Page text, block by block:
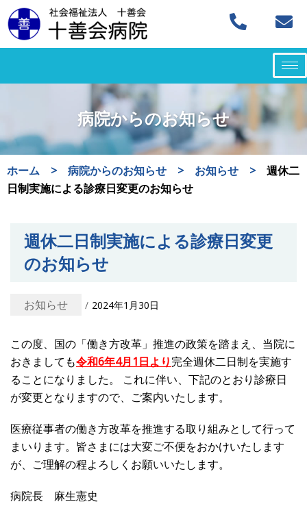
コ
ス
ッ
プ
病院からのお知らせ
ホーム > 病院からのお知らせ > お知らせ > 週休二
日制実施による診療日変更のお知らせ
週休二日制実施による診療日変更
のお知らせ
お知らせ 2024年1月30日
この度、国の「働き方改革」推進の政策を踏まえ、当院に
おきましても令和6年4月1日より完全週休二日制を実施す
ることになりました。
これに伴い、下記のとおり診療日
が変更となりますので、ご案内いたします。
医療従事者の働き方改革を推進する取り組みとして行って
まいります。皆さまには大変ご不便をおかけいたします
が、ご理解の程よろしくお願いいたします。
病院長 麻生憲史